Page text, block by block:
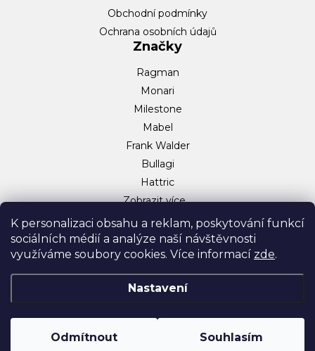
K personalizaci obsahu a reklam, poskytování funkcí
sociálních médií a analýze naší návštěvnosti
využíváme soubory cookies. Více informací zde.
Nastavení
Odmítnout Souhlasím
Obchodní podmínky
Ochrana osobních údajů
Značky
Ragman
Monari
Milestone
Mabel
Frank Walder
Bullagi
Hattric
Zobrazit více…
Sociální sítě
Facebook
Instagram
TikTok